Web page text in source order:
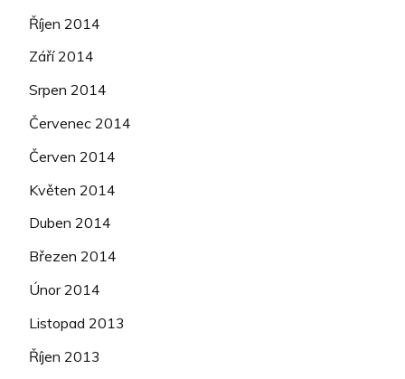
Říjen 2014
Září 2014
Srpen 2014
Červenec 2014
Červen 2014
Květen 2014
Duben 2014
Březen 2014
Únor 2014
Listopad 2013
Říjen 2013